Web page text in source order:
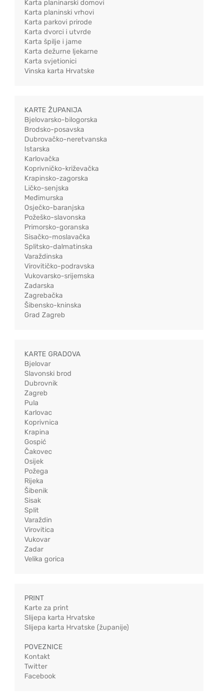
Karta planinarski domovi
Karta planinski vrhovi
Karta parkovi prirode
Karta dvorci i utvrde
Karta špilje i jame
Karta dežurne ljekarne
Karta svjetionici
Vinska karta Hrvatske
KARTE ŽUPANIJA
Bjelovarsko-bilogorska
Brodsko-posavska
Dubrovačko-neretvanska
Istarska
Karlovačka
Koprivničko-križevačka
Krapinsko-zagorska
Ličko-senjska
Međimurska
Osječko-baranjska
Požeško-slavonska
Primorsko-goranska
Sisačko-moslavačka
Splitsko-dalmatinska
Varaždinska
Virovitičko-podravska
Vukovarsko-srijemska
Zadarska
Zagrebačka
Šibensko-kninska
Grad Zagreb
KARTE GRADOVA
Bjelovar
Slavonski brod
Dubrovnik
Zagreb
Pula
Karlovac
Koprivnica
Krapina
Gospić
Čakovec
Osijek
Požega
Rijeka
Šibenik
Sisak
Split
Varaždin
Virovitica
Vukovar
Zadar
Velika gorica
PRINT
Karte za print
Slijepa karta Hrvatske
Slijepa karta Hrvatske (županije)
POVEZNICE
Kontakt
Twitter
Facebook